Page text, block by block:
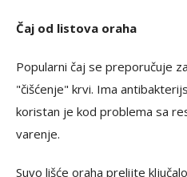
Čaj od listova oraha
Popularni čaj se preporučuje
"čišćenje" krvi. Ima
koristan je kod problema sa
varenje.
Suvo lišće oraha prelijte